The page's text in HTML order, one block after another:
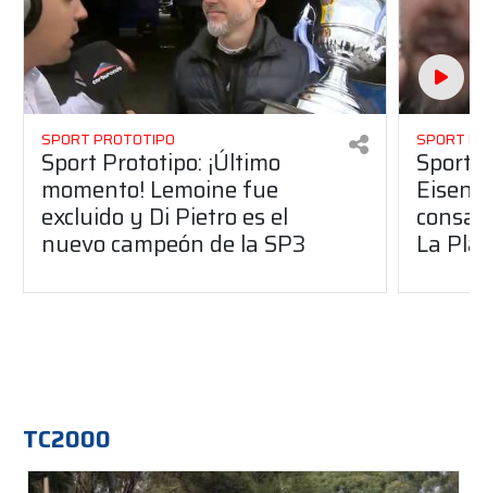
SPORT PROTOTIPO
Sport Prototipo: ¡Último
momento! Lemoine fue
excluido y Di Pietro es el
nuevo campeón de la SP3
SPORT
Sport
La
TC2000